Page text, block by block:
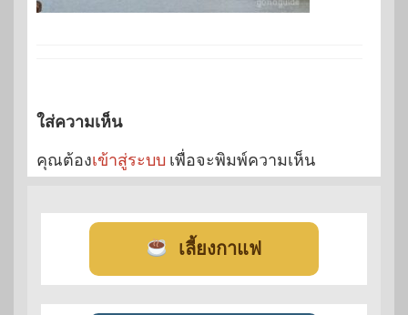
ใส่ความเห็น
คุณต้องเข้าสู่ระบบ เพื่อจะพิมพ์ความเห็น
เลี้ยงกาแฟ